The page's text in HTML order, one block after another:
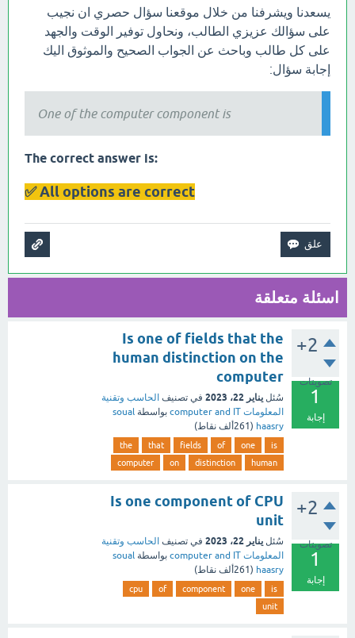
يسعدنا ويشرفنا من خلال موقعنا سؤال حصري ان نجيب
على سؤالك عزيزي الطالب، ونحاول توفير الوقت والجهد
على كل طالب وباحث عن الجواب الصحيح والموثوق اليك
إجابة سؤال:
One of the computer component is
:The correct answer is
All options are correct ✅
اسئلة متعلقة
+2
تصويتات
1
إجابة
Is one of fields that the
human distinction on the
computer
سُئل يناير 22، 2023 في تصنيف الحاسب وتقنية
المعلومات computer and IT
بواسطة soual
haasry
( 261ألف نقاط)
is
one
of
fields
that
the
human
distinction
on
computer
+2
تصويتات
1
إجابة
Is one component of CPU
unit
سُئل يناير 22، 2023 في تصنيف الحاسب وتقنية
المعلومات computer and IT
بواسطة soual
haasry
( 261ألف نقاط)
is
one
component
of
cpu
unit